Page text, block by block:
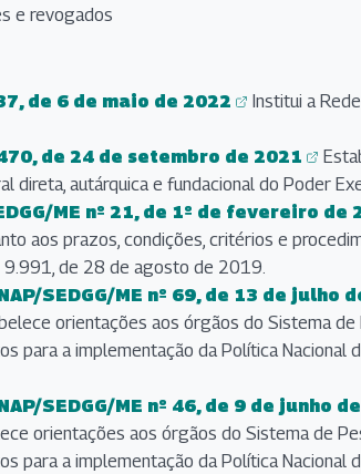
e revogados
de 6 de maio de 2022
Institui a
de 24 de setembro de 2021
direta, autárquica e fundacional do Poder
ME nº 21, de 1º de fevereiro de
aos prazos, condições, critérios e
9.991, de 28 de agosto de 2019.
SEDGG/ME nº 69, de 13 de julho
orientações aos órgãos do Sistema de
para a implementação da Política
SEDGG/ME nº 46, de 9 de junho
orientações aos órgãos do Sistema de
para a implementação da Política